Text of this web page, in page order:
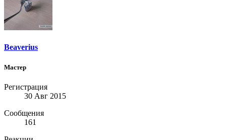
Beaverius
Мастер
Регистрация
30 Авг 2015
Сообщения
161